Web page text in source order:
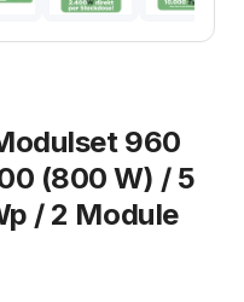
960
(800 W) / 5
/ 2 Module